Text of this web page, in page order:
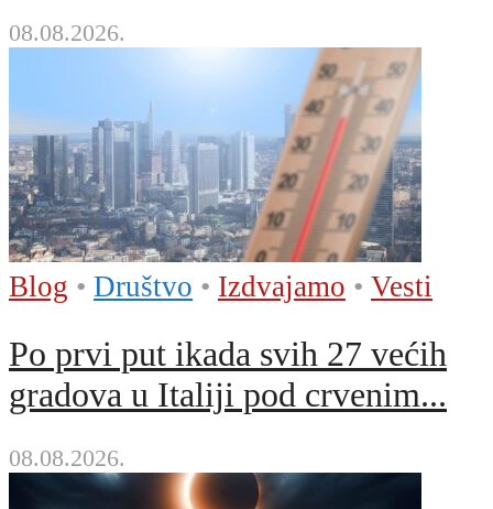
08.08.2026.
Blog • Društvo • Izdvajamo • Vesti
Po prvi put ikada svih 27 većih
gradova u Italiji pod crvenim...
08.08.2026.